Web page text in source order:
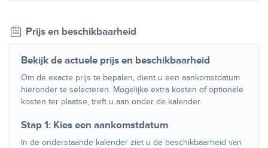
Prijs en beschikbaarheid
Bekijk de actuele prijs en beschikbaarheid
Om de exacte prijs te bepalen, dient u een aankomstdatum
hieronder te selecteren. Mogelijke extra kosten of optionele
kosten ter plaatse, treft u aan onder de kalender.
Stap 1: Kies een aankomstdatum
In de onderstaande kalender ziet u de beschikbaarheid van